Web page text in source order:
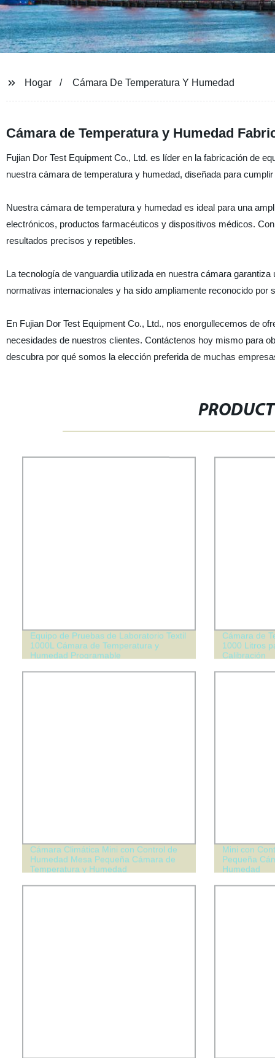
Hogar Cámara De Temperatura Y Humedad
Cámara de Temperatura y Humedad
Fujian Dor Test Equipment Co., Ltd. es líder en la fabricación de
nuestra cámara de temperatura y humedad, diseñada para
Nuestra cámara de temperatura y humedad es ideal para una
electrónicos, productos farmacéuticos y dispositivos médicos.
resultados precisos y repetibles.
La tecnología de vanguardia utilizada en nuestra cámara
normativas internacionales y ha sido ampliamente reconocido por
En Fujian Dor Test Equipment Co., Ltd., nos enorgullecemos de
necesidades de nuestros clientes. Contáctenos hoy mismo para
descubra por qué somos la elección preferida de muchas
Equipo de Pruebas de Laboratorio Textil
1000L Cámara de Temperatura y
Humedad Programable
Cámara de
1000 Litros
Calibración
Cámara Climática Mini con Control de
Humedad Mesa Pequeña Cámara de
Temperatura y Humedad
Mini con
Pequeña
Humedad